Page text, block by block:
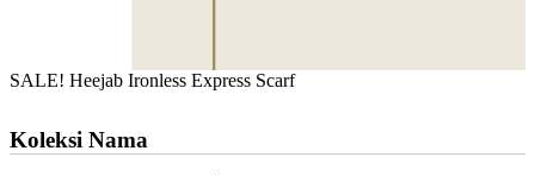
SALE! Heejab Ironless Express Scarf
Koleksi Nama